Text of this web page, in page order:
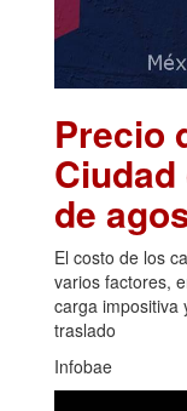
Precio
de
El costo de los
varios factores,
carga impositiva
traslado
Infobae